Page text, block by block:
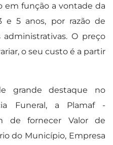
em função a vontade da
e 5 anos, por razão de
O preço
o seu custo é a partir
grande destaque no
Funeral, a Plamaf -
de fornecer Valor de
do Município, Empresa